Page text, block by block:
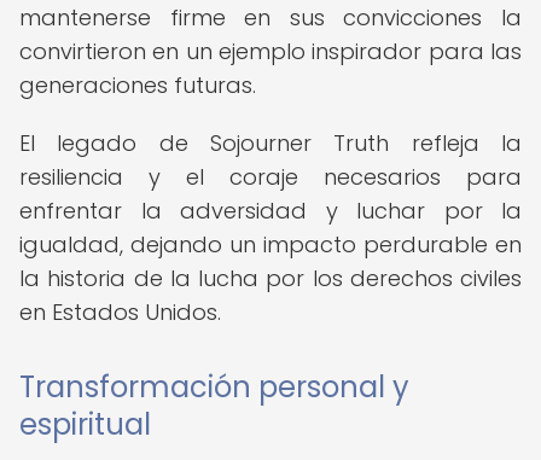
mantenerse firme en sus convicciones la
convirtieron en un ejemplo inspirador para las
generaciones futuras.
El legado de Sojourner Truth refleja la
resiliencia y el coraje necesarios para
enfrentar la adversidad y luchar por la
igualdad, dejando un impacto perdurable en
la historia de la lucha por los derechos civiles
en Estados Unidos.
Transformación personal y
espiritual